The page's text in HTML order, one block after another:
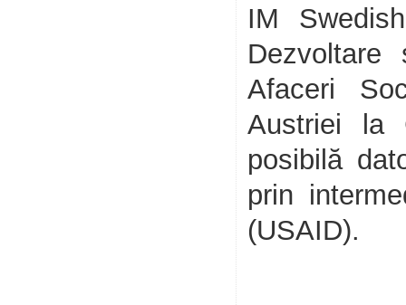
IM
Afaceri
Austriei la
posibilă
prin
(USAID).